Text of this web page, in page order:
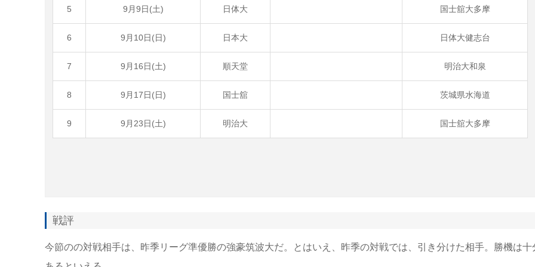
5 9月9日(土) 日体大 国士舘大多摩
6 9月10日(日) 日本大 日体大健志台
7 9月16日(土) 順天堂 明治大和泉
8 9月17日(日) 国士舘 茨城県水海道
9 9月23日(土) 明治大 国士舘大多摩
戦評
今節のの対戦相手は、昨季リーグ準優勝の強豪筑波大だ。とはいえ、昨季の対戦では、引き分けた相手。勝機は十